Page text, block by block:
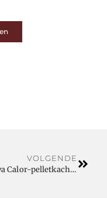
VOLGENDE
Een Eva Calor-pelletkachel als duurzaam verwarmingsalternatief